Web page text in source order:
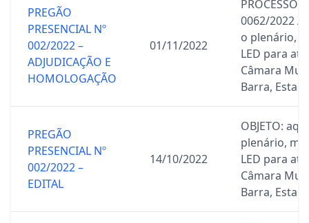
PREGÃO
PRESENCIAL Nº
002/2022 –
ADJUDICAÇÃO E
HOMOLOGAÇÃO
01/11/2022
PROCESSO
0062/2022
o plenário,
LED para
Câmara
Barra,
PREGÃO
PRESENCIAL Nº
002/2022 –
EDITAL
14/10/2022
OBJETO:
plenário,
LED para
Câmara
Barra,